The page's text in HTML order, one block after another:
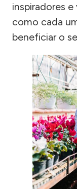
inspiradores
como cada
beneficiar o